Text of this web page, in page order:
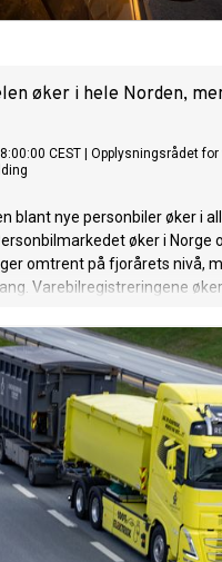
øker i hele Norden,
CEST
Opplysningsrådet for
blant nye personbiler øker i
øker i Norge
omtrent på fjorårets nivå,
Varebilregistreringene